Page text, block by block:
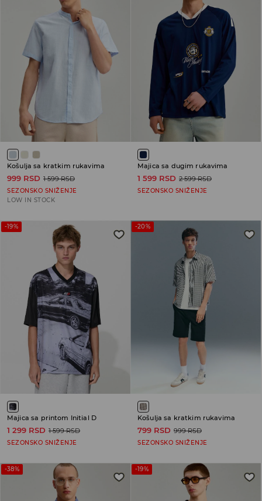
Košulja sa kratkim rukavima
999 RSD 1 599 RSD
SEZONSKO SNIŽENJE
LOW IN STOCK
Majica sa dugim rukavima
1 599 RSD 2 599 RSD
SEZONSKO SNIŽENJE
-19%
Majica sa printom Initial D
1 299 RSD 1 599 RSD
SEZONSKO SNIŽENJE
-20%
Košulja sa kratkim rukavima
799 RSD 999 RSD
SEZONSKO SNIŽENJE
-38% -19%